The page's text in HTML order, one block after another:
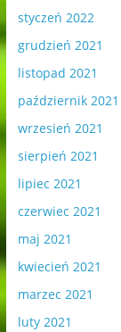
styczeń 2022
grudzień 2021
listopad 2021
październik 2021
wrzesień 2021
sierpień 2021
lipiec 2021
czerwiec 2021
maj 2021
kwiecień 2021
marzec 2021
luty 2021